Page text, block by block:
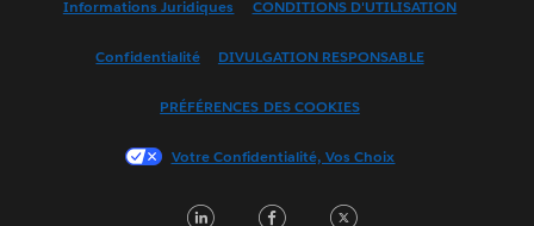
Français (Canada)
한국어
Informations Juridiques CONDITIONS D'UTILISATION
Confidentialité DIVULGATION RESPONSABLE
PRÉFÉRENCES DES COOKIES
Votre Confidentialité, Vos Choix
LinkedInFacebook